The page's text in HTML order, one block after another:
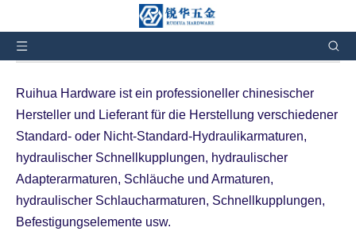
» Produkte »
Kupplungen
Ruihua Hardware ist ein professioneller chinesischer
Hersteller und Lieferant für die Herstellung verschiedener
Standard- oder Nicht-Standard-Hydraulikarmaturen,
hydraulischer Schnellkupplungen, hydraulischer
Adapterarmaturen, Schläuche und Armaturen,
hydraulischer Schlaucharmaturen, Schnellkupplungen,
Befestigungselemente usw.